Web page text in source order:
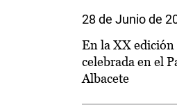
28 de Junio de
En la XX edición
celebrada en el
Albacete